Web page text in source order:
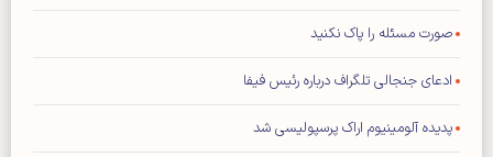
صورت مسئله را پاک نکنید
ادعای جنجالی تلگراف درباره رئیس فیفا
پدیده آلومینیوم اراک پرسپولیسی شد